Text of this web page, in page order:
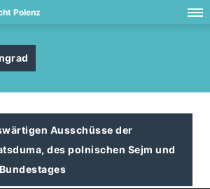
Polenz
Ausschüsse der
des polnischen Sejm und